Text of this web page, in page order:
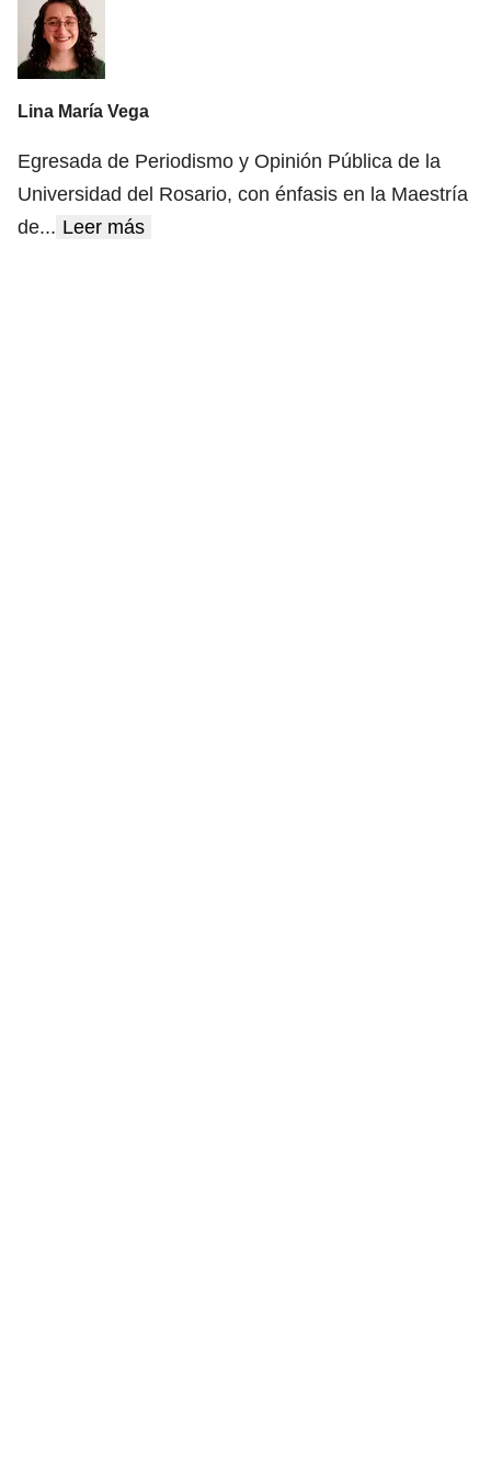
Lina María Vega
Egresada de Periodismo y Opinión Pública de la
Universidad del Rosario, con énfasis en la Maestría
de... Leer más